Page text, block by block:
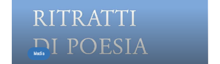
Media